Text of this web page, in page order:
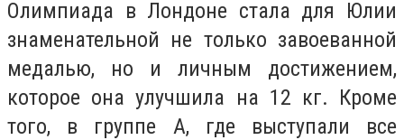
Олимпиада в Лондоне стала для Юлии
знаменательной не только завоеванной
медалью, но и личным достижением,
которое она улучшила на 12 кг. Кроме
того, в группе А, где выступали все